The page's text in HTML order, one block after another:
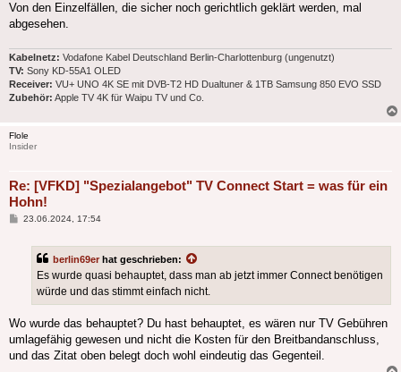
Von den Einzelfällen, die sicher noch gerichtlich geklärt werden, mal
abgesehen.
Kabelnetz: Vodafone Kabel Deutschland Berlin-Charlottenburg (ungenutzt)
TV: Sony KD-55A1 OLED
Receiver: VU+ UNO 4K SE mit DVB-T2 HD Dualtuner & 1TB Samsung 850 EVO SSD
Zubehör: Apple TV 4K für Waipu TV und Co.
Flole
Insider
Re: [VFKD] "Spezialangebot" TV Connect Start = was für ein
Hohn!
Beitrag
23.06.2024, 17:54
berlin69er hat geschrieben:
Es wurde quasi behauptet, dass man ab jetzt immer Connect benötigen
würde und das stimmt einfach nicht.
Wo wurde das behauptet? Du hast behauptet, es wären nur TV Gebühren
umlagefähig gewesen und nicht die Kosten für den Breitbandanschluss,
und das Zitat oben belegt doch wohl eindeutig das Gegenteil.